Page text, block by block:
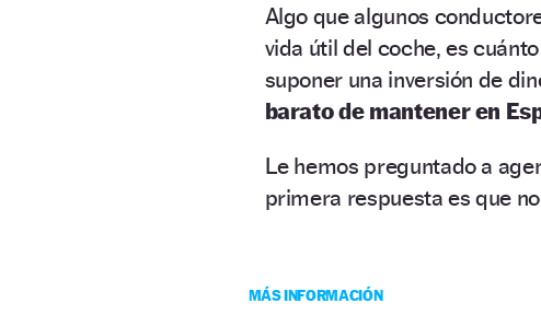
Algo que algunos
vida útil del coche, es
suponer una inversión de
barato de mantener en
Le hemos preguntado a
primera respuesta es que
MÁS INFORMACIÓN